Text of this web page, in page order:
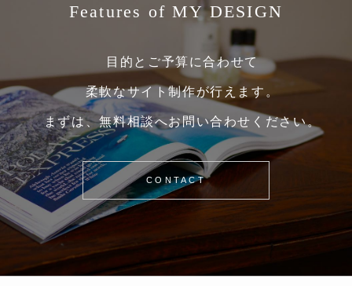
Features of MY DESIGN
目的とご予算に合わせて
柔軟なサイト制作が行えます。
まずは、無料相談へお問い合わせください。
CONTACT